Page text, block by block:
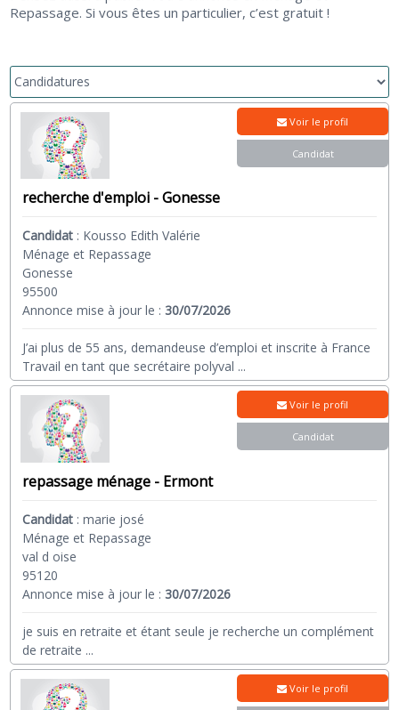
Repassage. Si vous êtes un particulier, c’est gratuit !
recherche d'emploi - Gonesse
Candidat : Kousso Edith Valérie
Ménage et Repassage
Gonesse
95500
Annonce mise à jour le :30/07/2026
J’ai plus de 55 ans, demandeuse d’emploi et inscrite à France
Travail en tant que secrétaire polyval ...
Voir le profil
Candidat
repassage ménage - Ermont
Candidat :marie josé
Ménage et Repassage
val d oise
95120
Annonce mise à jour le :30/07/2026
je suis en retraite et étant seule je recherche un complément
de retraite ...
Voir le profil
Candidat
Voir le profil